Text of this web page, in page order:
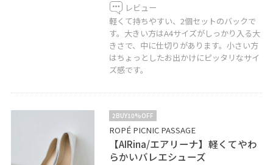
レビュー
軽くて持ちやすい、2個セットのバックで
す。大きい方はA4サイズがしっかり入る大
きさで、中に仕切りがあります。小さい方
はちょっとしたお出かけにピッタリなサイ
ズ感です。
2BUY10%OFF
ROPÉ PICNIC PASSAGE
【AIRina/エアリーナ】軽くてやわ
らかいバレエシューズ